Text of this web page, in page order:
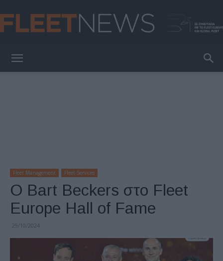
Fleet Management Fleet Services
Ο Bart Beckers στο Fleet
Europe Hall of Fame
29/10/2024